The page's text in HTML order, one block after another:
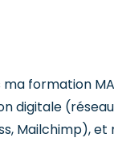
ma formation
digitale
Mailchimp), et